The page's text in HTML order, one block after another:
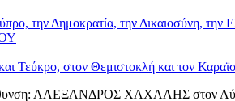
την Δημοκρατία, την Δικαιοσύνη, την
Τεύκρο, στον Θεμιστοκλή και τον
ΑΛΕΞΑΝΔΡΟΣ ΧΑΧΑΛΗΣ στον